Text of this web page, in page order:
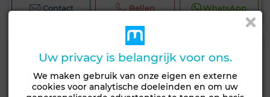
Contact Bellen WhatsApp
Uw privacy is belangrijk voor ons.
We maken gebruik van onze eigen en externe
cookies voor analytische doeleinden en om uw